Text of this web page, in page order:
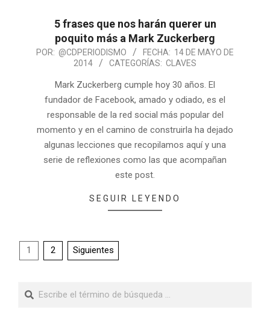
5 frases que nos harán querer un
poquito más a Mark Zuckerberg
POR: @CDPERIODISMO FECHA: 14 DE MAYO DE
2014
CATEGORÍAS: CLAVES
Mark Zuckerberg cumple hoy 30 años. El
fundador de Facebook, amado y odiado, es el
responsable de la red social más popular del
momento y en el camino de construirla ha dejado
algunas lecciones que recopilamos aquí y una
serie de reflexiones como las que acompañan
este post.
SEGUIR LEYENDO
1 2 Siguientes